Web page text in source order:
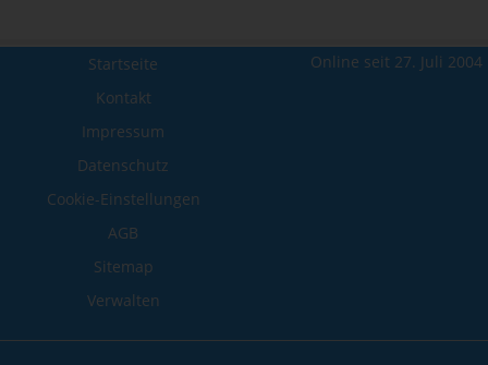
Online seit 27. Juli 2004
Startseite
Kontakt
Impressum
Datenschutz
Cookie-Einstellungen
AGB
Sitemap
Verwalten